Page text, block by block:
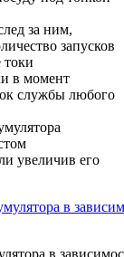
за ним,
запусков
токи
в момент
службы любого
увеличив его
в